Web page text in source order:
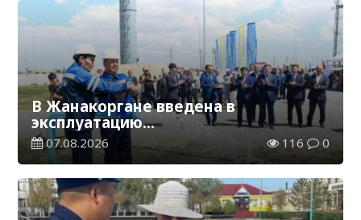
В Жанакоргане введена в
эксплуатацию
водораспределительная станция
07.08.2026 116 0